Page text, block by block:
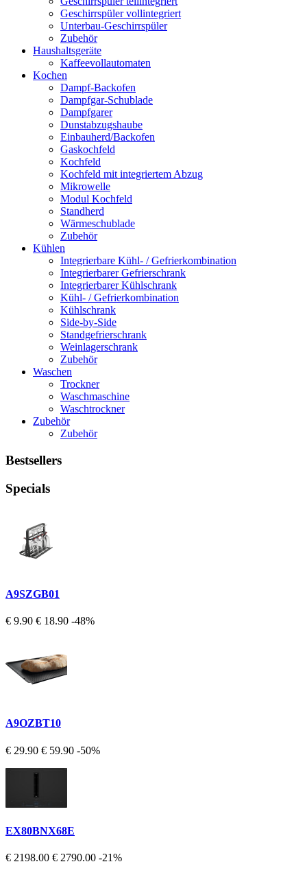
Geschirrspüler vollintegriert
Unterbau-Geschirrspüler
Zubehör
Haushaltsgeräte
Kaffeevollautomaten
Kochen
Dampf-Backofen
Dampfgar-Schublade
Dampfgarer
Dunstabzugshaube
Einbauherd/Backofen
Gaskochfeld
Kochfeld
Kochfeld mit integriertem Abzug
Mikrowelle
Modul Kochfeld
Standherd
Wärmeschublade
Zubehör
Kühlen
Integrierbare Kühl- / Gefrierkombination
Integrierbarer Gefrierschrank
Integrierbarer Kühlschrank
Kühl- / Gefrierkombination
Kühlschrank
Side-by-Side
Standgefrierschrank
Weinlagerschrank
Zubehör
Waschen
Trockner
Waschmaschine
Waschtrockner
Zubehör
Zubehör
Bestsellers
Specials
A9SZGB01
€ 9.90 € 18.90 -48%
A9OZBT10
€ 29.90 € 59.90 -50%
EX80BNX68E
€ 2198.00 € 2790.00 -21%